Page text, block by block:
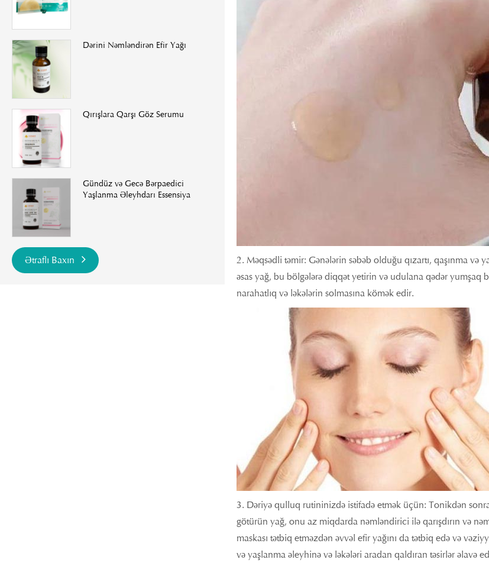
Dərini Nəmləndirən Efir Yağı
Qırışlara Qarşı Göz Serumu
Gündüz və Gecə Bərpaedici
Yaşlanma Əleyhdarı Essensiya
Ətraflı Baxın
2. Məqsədli təmir: Gənələrin səbəb olduğu qızartı, qaşınma
əsas yağ, bu bölgələrə diqqət yetirin və udulana qədər yumşaq
narahatlıq və ləkələrin solmasına kömək edir.
3. Dəriyə qulluq rutininizdə istifadə etmək üçün: Tonikdən
götürün yağ, onu az miqdarda nəmləndirici ilə qarışdırın və
maskası tətbiq etməzdən əvvəl efir yağını da tətbiq edə və
və yaşlanma əleyhinə və ləkələri aradan qaldıran təsirlər əlavə